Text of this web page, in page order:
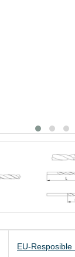
EU-Resposible